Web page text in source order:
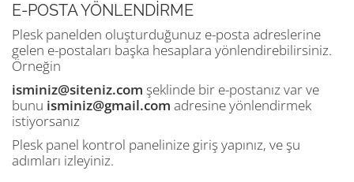
E-POSTA YÖNLENDİRME
Plesk panelden oluşturduğunuz e-posta adreslerine
gelen e-postaları başka hesaplara yönlendirebilirsiniz.
Örneğin
isminiz@siteniz.com şeklinde bir e-postanız var ve
bunu isminiz@gmail.com adresine yönlendirmek
istiyorsanız
Plesk panel kontrol panelinize giriş yapınız, ve şu
adımları izleyiniz.